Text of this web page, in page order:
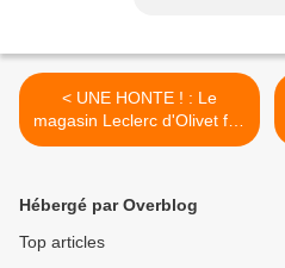
< UNE HONTE ! : Le
magasin Leclerc d'Olivet fait
une promo sur les chiots
Hébergé par Overblog
Top articles